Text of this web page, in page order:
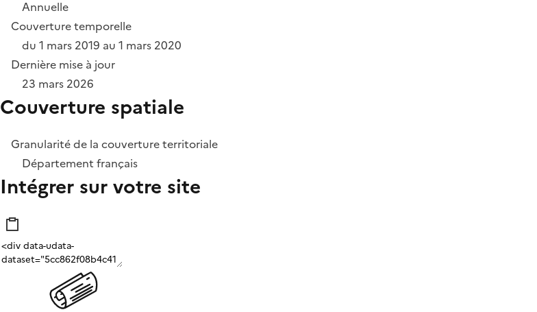
Annuelle
Couverture temporelle
du 1 mars 2019 au 1 mars 2020
Dernière mise à jour
23 mars 2026
Couverture spatiale
Granularité de la couverture territoriale
Département français
Intégrer sur votre site